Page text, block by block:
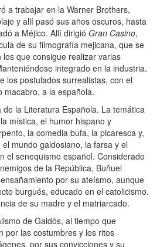
a trabajar en la Warner Brothers,
y allí pasó sus años oscuros, hasta
a Méjico. Allí dirigió Gran Casino,
de su filmografía mejicana, que se
que consigue realizar varias
integrado en la industria.
los postulados surrealistas, con el
macabro, a la española.
la Literatura Española. La temática
mística, el humor hispano y
la comedia bufa, la picaresca y,
mundo galdosiano, la farsa y el
el senequismo español. Considerado
de la República, Buñuel
por su ateísmo, aunque
burgués, educado en el catolicismo.
de su madre y el matriarcado.
de Galdós, al tiempo que
por las costumbres y los ritos
por sus convicciones y su